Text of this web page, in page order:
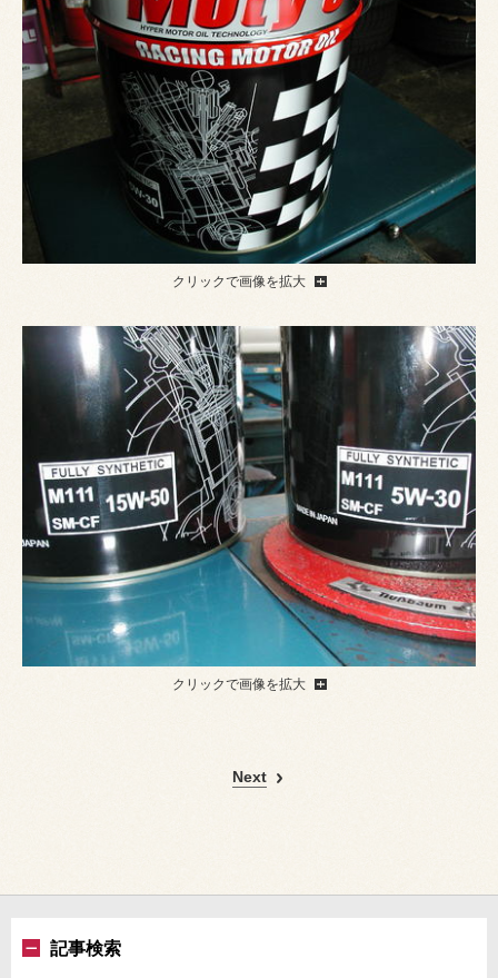
クリックで画像を拡大
クリックで画像を拡大
Next
記事検索